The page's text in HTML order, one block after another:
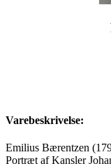
Varebeskrivelse:
Emilius Bærentzen
Portræt af Kansler